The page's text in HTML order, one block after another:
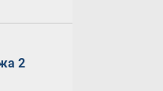
2